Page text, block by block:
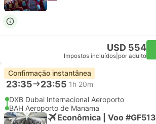
USD 554
Impostos incluídos por adulto
Confirmação instantânea
23:35 23:55 1h 20m
DXB Dubai Internacional Aeroporto
BAH Aeroporto de Manama
Econômica | Voo #GF513